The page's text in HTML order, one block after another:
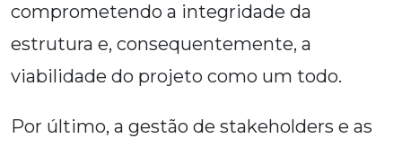
comprometendo a integridade da
estrutura e, consequentemente, a
viabilidade do projeto como um todo.
Por último, a gestão de stakeholders e as